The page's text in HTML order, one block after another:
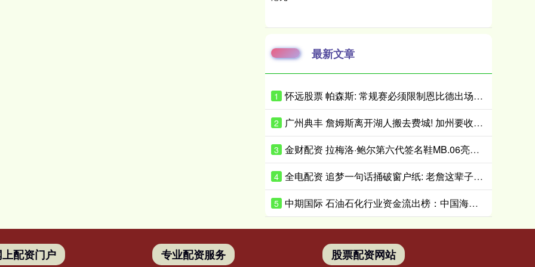
最新文章
1 怀远股票 帕森斯: 常规赛必须限制恩比德出场时间 打40场&每场25分钟就行了
2 广州典丰 詹姆斯离开湖人搬去费城! 加州要收亿万富翁税, 搬走也白搭?
3 金财配资 拉梅洛·鲍尔第六代签名鞋MB.06亮相 首发配色将于近日小面积发售
4 全电配资 追梦一句话捅破窗户纸: 老詹这辈子都不会穿勇士球衣
5 中期国际 石油石化行业资金流出榜：中国海油等5股净流出资金超5000万元
配资门户 专业配资服务 股票配资网站